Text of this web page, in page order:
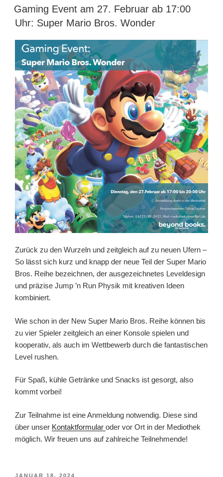
AM
Gaming Event am 27. Februar ab 17:00
Uhr: Super Mario Bros. Wonder
Zurück zu den Wurzeln und zeitgleich auf zu neuen Ufern –
So lässt sich kurz und knapp der neue Teil der Super Mario
Bros. Reihe bezeichnen, der ausgezeichnetes Leveldesign
und präzise Jump ’n Run Physik mit kreativen Ideen
kombiniert.
Wie schon in der New Super Mario Bros. Reihe können bis
zu vier Spieler zeitgleich an einer Konsole spielen und
kooperativ, als auch im Wettbewerb durch die fantastischen
Level rushen.
Für Spaß, kühle Getränke und Snacks ist gesorgt, also
kommt vorbei!
Zur Teilnahme ist eine Anmeldung notwendig. Diese sind
über unser Kontaktformular oder vor Ort in der Mediothek
möglich. Wir freuen uns auf zahlreiche Teilnehmende!
VERÖFFENTLICHT
JANUAR 18, 2024